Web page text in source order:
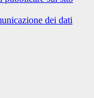
dei dati